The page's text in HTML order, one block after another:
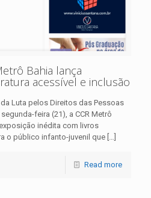
Bahia lança
acessível e inclusão
Luta pelos Direitos das Pessoas
feira (21), a CCR Metrô
inédita com livros
o público infanto-juvenil que […]
Read more